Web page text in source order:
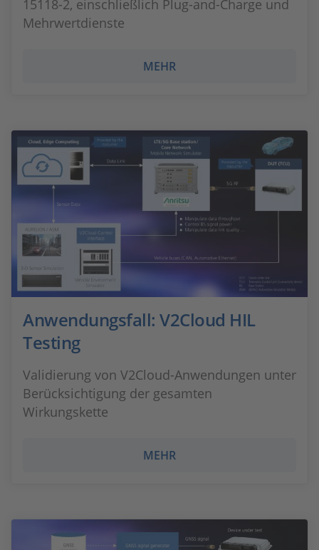
15118-2, einschließlich Plug-and-Charge und
Mehrwertdienste
MEHR
Anwendungsfall: V2Cloud HIL
Testing
Validierung von V2Cloud-Anwendungen unter
Berücksichtigung der gesamten
Wirkungskette
MEHR